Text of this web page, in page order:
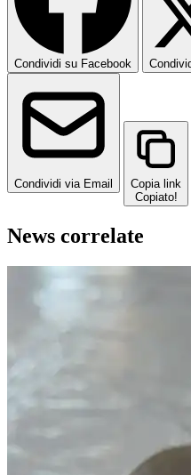
Condividi su Facebook
Condividi via Email
Copia link
Copiato!
News correlate